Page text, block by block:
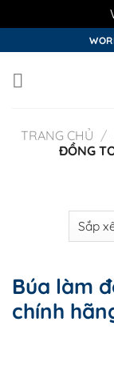
to
content
TRANG CHỦ /
ĐỒNG
Búa làm
chính